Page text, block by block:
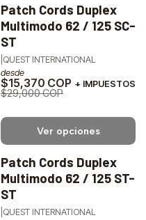
-47%
OFF
Patch Cords Duplex
Multimodo 62 / 125 SC-
ST
QUEST INTERNATIONAL
desde
$15,370 COP + IMPUESTOS
$29,000 COP
Ver opciones
-47%
OFF
Patch Cords Duplex
Multimodo 62 / 125 ST-
ST
QUEST INTERNATIONAL